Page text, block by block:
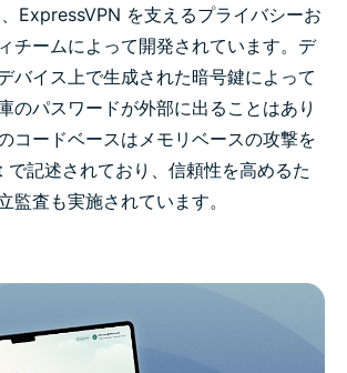
ExpressVPN を支えるプライバシーお
チームによって開発されています。デ
バイス上で生成された暗号鍵によって
のパスワードが外部に出ることはあり
コードベースはメモリベースの攻撃を
で記述されており、信頼性を高めるた
監査も実施されています。